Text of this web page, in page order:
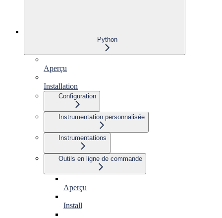
Python
Aperçu
Installation
Configuration
Instrumentation personnalisée
Instrumentations
Outils en ligne de commande
Aperçu
Install